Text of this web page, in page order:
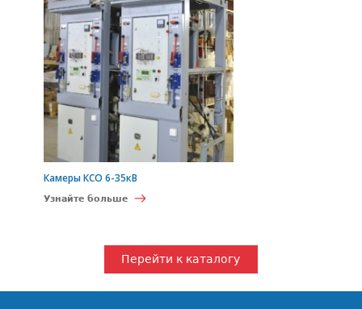
Камеры КСО 6-35кВ
Узнайте больше
Перейти к каталогу